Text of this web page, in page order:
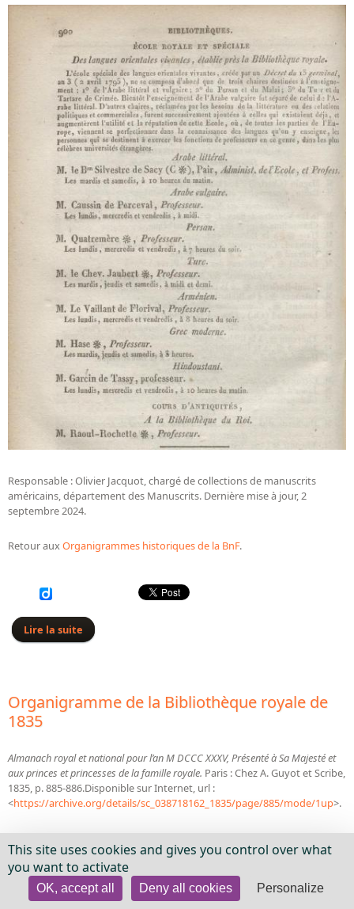
Responsable : Olivier Jacquot, chargé de collections de manuscrits
américains, département des Manuscrits. Dernière mise à jour, 2
septembre 2024.
Retour auxOrganigrammes historiques de la BnF.
Lire la suite de Organigramme de la Bibliothèque royale de 1836
Organigramme de la Bibliothèque royale de
1835
Almanach royal et national pour l’an M DCCC XXXV, Présenté à Sa Majesté et
aux princes et princesses de la famille royale. Paris : Chez A. Guyot et Scribe,
1835, p. 885-886.Disponible sur Internet, url :
<https://archive.org/details/sc_038718162_1835/page/885/mode/1up>.
Organigramme
Fonction en 1835 Titulaire
Forme
normalisée
This site uses cookies and gives you control over what
you want to activate
OK, accept all Deny all cookies Personalize